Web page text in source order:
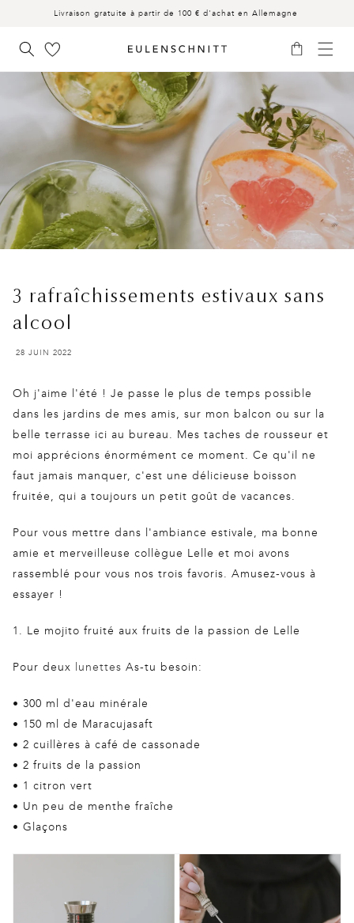
IGNORER ET PASSER AU CONTENU
Livraison gratuite à partir de 100 € d'achat en Allemagne
3 rafraîchissements estivaux sans
alcool
28 JUIN 2022
Oh j'aime l'été ! Je passe le plus de temps possible
dans les jardins de mes amis, sur mon balcon ou sur la
belle terrasse ici au bureau. Mes taches de rousseur et
moi apprécions énormément ce moment. Ce qu'il ne
faut jamais manquer, c'est une délicieuse boisson
fruitée, qui a toujours un petit goût de vacances.
Pour vous mettre dans l'ambiance estivale, ma bonne
amie et merveilleuse collègue Lelle et moi avons
rassemblé pour vous nos trois favoris. Amusez-vous à
essayer !
1. Le mojito fruité aux fruits de la passion de Lelle
Pour deux lunettes As-tu besoin:
• 300 ml d'eau minérale
• 150 ml de Maracujasaft
• 2 cuillères à café de cassonade
• 2 fruits de la passion
• 1 citron vert
• Un peu de menthe fraîche
• Glaçons